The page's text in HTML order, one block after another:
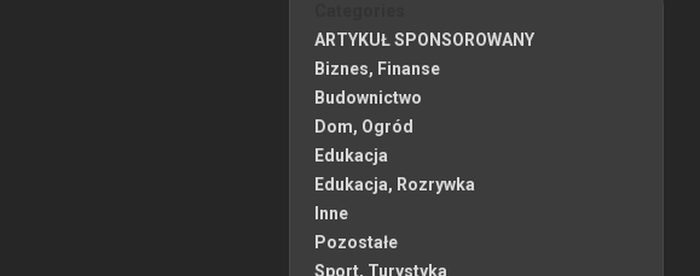
ARTYKUŁ SPONSOROWANY
Biznes, Finanse
Budownictwo
Dom, Ogród
Edukacja
Edukacja, Rozrywka
Inne
Pozostałe
Sport, Turystyka